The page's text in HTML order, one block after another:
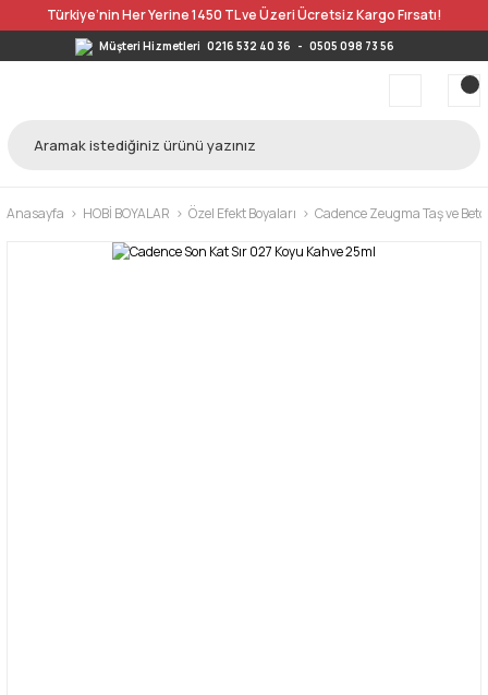
Türkiye’nin Her Yerine 1450 TL ve Üzeri Ücretsiz Kargo Fırsatı!
Müşteri Hizmetleri 0216 532 40 36 - 0505 098 73 56
Anasayfa HOBİ BOYALAR Özel Efekt Boyaları Cadence Zeugma Taş ve